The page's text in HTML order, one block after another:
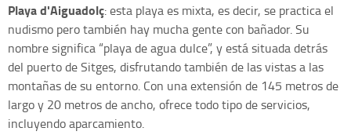
Playa d'Aiguadolç: esta playa es mixta, es decir, se practica el
nudismo pero también hay mucha gente con bañador. Su
nombre significa “playa de agua dulce”, y está situada detrás
del puerto de Sitges, disfrutando también de las vistas a las
montañas de su entorno. Con una extensión de 145 metros de
largo y 20 metros de ancho, ofrece todo tipo de servicios,
incluyendo aparcamiento.